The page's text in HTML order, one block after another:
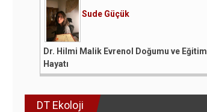
Sude Güçük
Dr. Hilmi Malik Evrenol Doğumu ve Eğitim
Hayatı
DT Ekoloji